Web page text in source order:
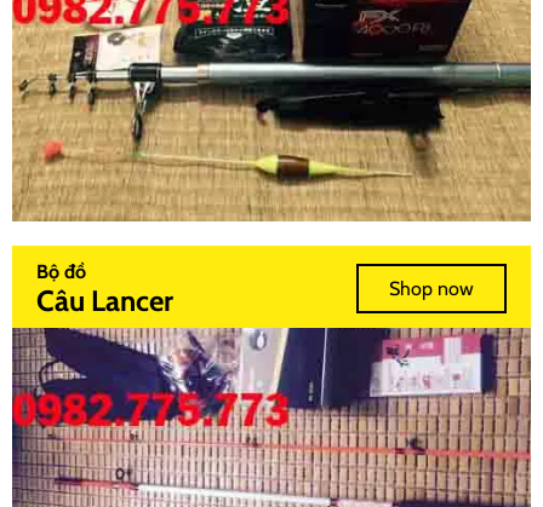
Bộ đồ
Câu Lancer Shop now